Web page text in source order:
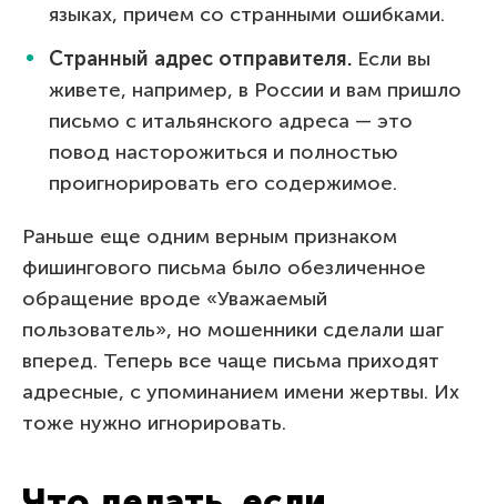
языках, причем со странными ошибками.
Странный адрес отправителя. Если вы
живете, например, в России и вам пришло
письмо с итальянского адреса — это
повод насторожиться и полностью
проигнорировать его содержимое.
Раньше еще одним верным признаком
фишингового письма было обезличенное
обращение вроде «Уважаемый
пользователь», но мошенники сделали шаг
вперед. Теперь все чаще письма приходят
адресные, с упоминанием имени жертвы. Их
тоже нужно игнорировать.